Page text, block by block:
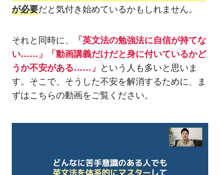
が必要だと気付き始めているかもしれません。
それと同時に、
「英文法の勉強法に自信が持てな
い……」「動画講義だけだと身に付いているかど
うか不安がある……」
という人も多いと思いま
す。そこで、そうした不安を解消するために、ま
ずはこちらの動画をご覧ください。